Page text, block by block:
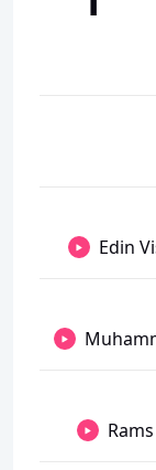
Edin